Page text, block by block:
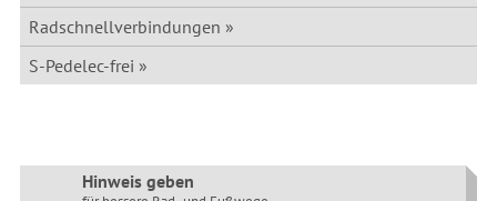
Radschnellverbindungen
S-Pedelec-frei
Hinweis geben